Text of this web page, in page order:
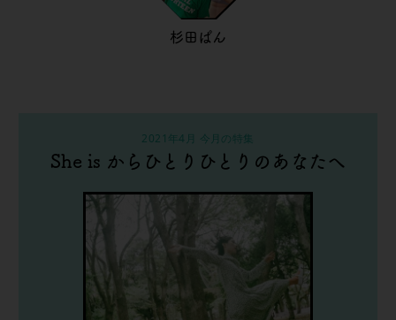
杉田ぱん
2021年4月 今月の特集
She is からひとりひとりのあなたへ